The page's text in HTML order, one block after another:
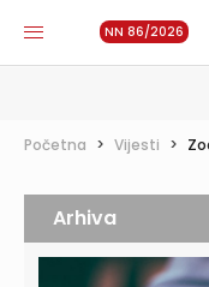
NN 86/2026
Početna > Vijesti >
Arhiva